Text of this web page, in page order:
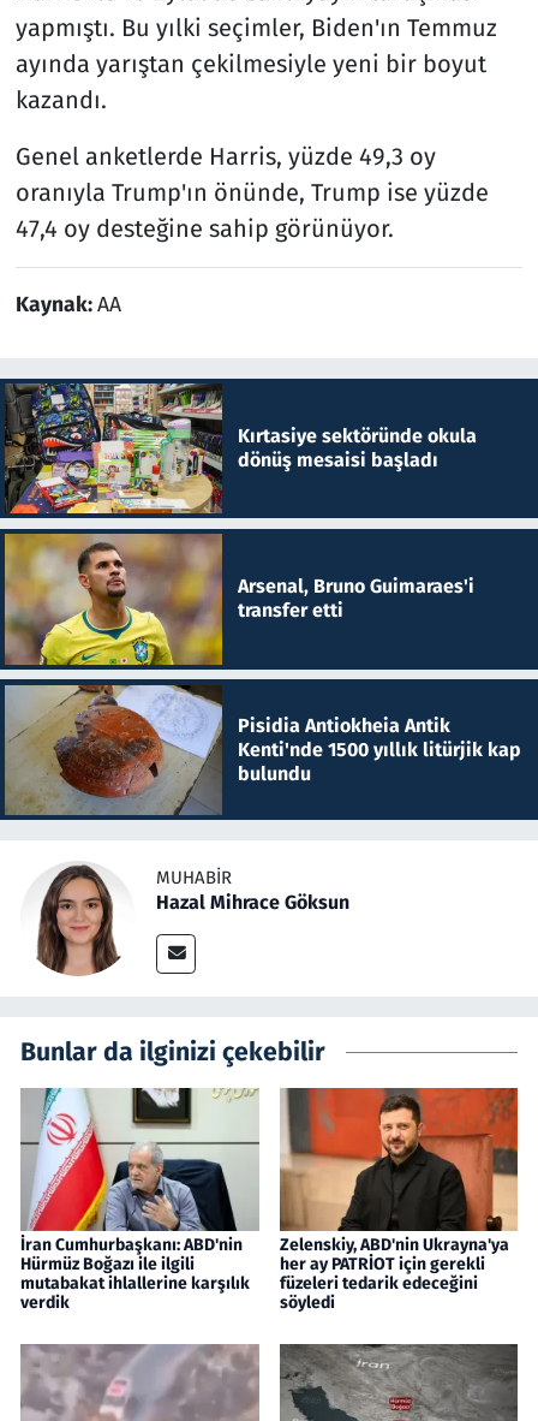
yapmıştı. Bu yılki seçimler, Biden'ın Temmuz
ayında yarıştan çekilmesiyle yeni bir boyut
kazandı.
Genel anketlerde Harris, yüzde 49,3 oy
oranıyla Trump'ın önünde, Trump ise yüzde
47,4 oy desteğine sahip görünüyor.
Kaynak:AA
Kırtasiye sektöründe okula
dönüş mesaisi başladı
Arsenal, Bruno Guimaraes'i
transfer etti
Pisidia Antiokheia Antik
Kenti'nde 1500 yıllık litürjik kap
bulundu
MUHABIR
Hazal Mihrace Göksun
Bunlar da ilginizi çekebilir
İran Cumhurbaşkanı: ABD'nin
Hürmüz Boğazı ile ilgili
mutabakat ihlallerine karşılık
verdik
Zelenskiy, ABD'nin Ukrayna'ya
her ay PATRİOT için gerekli
füzeleri tedarik edeceğini
söyledi